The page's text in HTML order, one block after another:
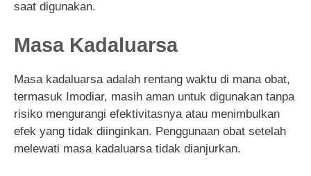
saat digunakan.
Masa Kadaluarsa
Masa kadaluarsa adalah rentang waktu di mana obat,
termasuk Imodiar, masih aman untuk digunakan tanpa
risiko mengurangi efektivitasnya atau menimbulkan
efek yang tidak diinginkan. Penggunaan obat setelah
melewati masa kadaluarsa tidak dianjurkan.